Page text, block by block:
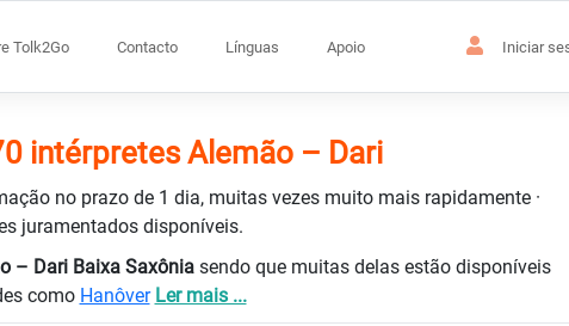
Tolk2Go Contacto Línguas Apoio Iniciar
intérpretes Alemão – Dari
no prazo de 1 dia, muitas vezes muito mais rapidamente ·
juramentados disponíveis.
– Dari Baixa Saxônia sendo que muitas delas estão disponíveis
como Hanôver Ler mais ...